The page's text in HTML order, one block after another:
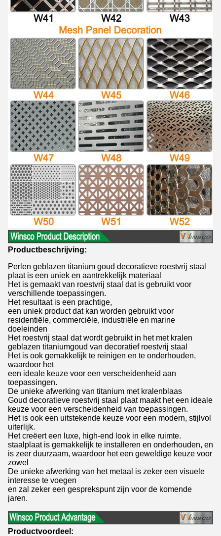
Productbeschrijving:
Perlen geblazen titanium goud decoratieve roestvrij staal
plaat is een uniek en aantrekkelijk materiaal
Het is gemaakt van roestvrij staal dat is gebruikt voor
verschillende toepassingen.
Het resultaat is een prachtige,
een uniek product dat kan worden gebruikt voor
residentiële, commerciële, industriële en marine
doeleinden
Het roestvrij staal dat wordt gebruikt in het met kralen
geblazen titaniumgoud van decoratief roestvrij staal
Het is ook gemakkelijk te reinigen en te onderhouden,
waardoor het
een ideale keuze voor een verscheidenheid aan
toepassingen.
De unieke afwerking van titanium met kralenblaas
Goud decoratieve roestvrij staal plaat maakt het een ideale
keuze voor een verscheidenheid van toepassingen.
Het is ook een uitstekende keuze voor een modern, stijlvol
uiterlijk.
Het creëert een luxe, high-end look in elke ruimte.
staalplaat is gemakkelijk te installeren en onderhouden, en
is zeer duurzaam, waardoor het een geweldige keuze voor
zowel
De unieke afwerking van het metaal is zeker een visuele
interesse te voegen
en zal zeker een gesprekspunt zijn voor de komende
jaren.
Productvoordeel: